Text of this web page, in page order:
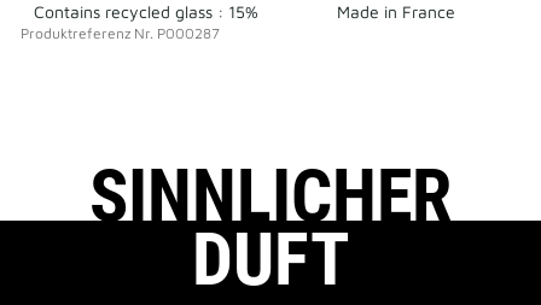
Contains recycled glass : 15% Made in France
Produktreferenz Nr. P000287
SINNLICHER
DUFT